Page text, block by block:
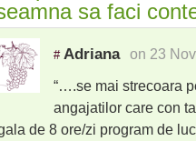
sa faci
# Adriana on 23
“….se mai strecoara
angajatilor care con
de 8 ore/zi program de